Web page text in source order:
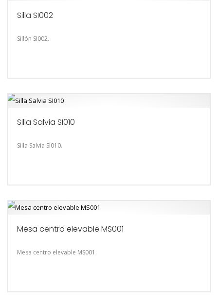
Silla SI002
Sillón SI002.
Silla Salvia SI010
Silla Salvia SI010.
Mesa centro elevable MS001
Mesa centro elevable MS001.